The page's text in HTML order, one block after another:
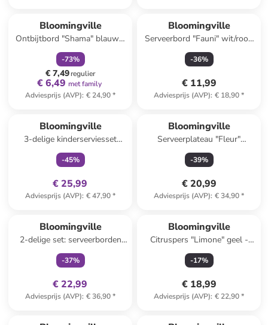
Bloomingville
Ontbijtbord "Shama" blauw -
Ø 20,5 cm
-73%
€ 7,49regulier
€ 6,49 met family
Adviesprijs (AVP): € 24,90*
Bloomingville
Serveerbord "Fauni" wit/rood
- (L)15 x (B)11,5 cm
-36%
€ 11,99
Adviesprijs (AVP): € 18,90*
Bloomingville
3-delige kinderserviesset
"Sweets" crème/lichtroze
-45%
€ 25,99
Adviesprijs (AVP): € 47,90*
Bloomingville
Serveerplateau "Fleur"
wit/lichtbruin - (L27 x (B)20,5
cm
-39%
€ 20,99
Adviesprijs (AVP): € 34,90*
Bloomingville
2-delige set: serveerborden
"Maxima" wit/blauw/geel -
(L)15 x (B)11 cm
-37%
€ 22,99
Adviesprijs (AVP): € 36,90*
Bloomingville
Citruspers "Limone" geel -
(L)15,5 x (B)10,5 cm
-17%
€ 18,99
Adviesprijs (AVP): € 22,90*